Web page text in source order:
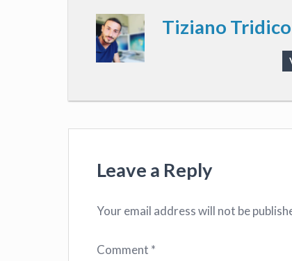
Tiziano Tridico
Leave a Reply
Your email address will not be
Comment *